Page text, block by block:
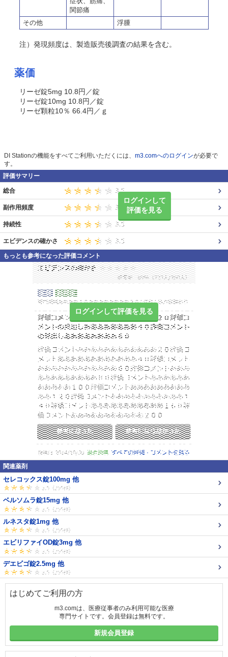
関節痛
その他
浮腫
注）発現頻度は、製造販売後調査の結果を含む。
薬価
リーゼ錠5mg 10.8円／錠
リーゼ錠10mg 10.8円／錠
リーゼ顆粒10％ 66.4円／ｇ
DI Stationの機能をすべてご利用いただくには、 m3.comへのログインが必要で
す。
評価サマリー
ログインして
評価を見る
総合
副作用頻度
持続性
エビデンスの確かさ
もっとも参考になった評価コメント
ログインして評価を見る
関連薬剤
セレコックス錠100mg 他
ベルソムラ錠15mg 他
ルネスタ錠1mg 他
エビリファイOD錠3mg 他
デエビゴ錠2.5mg 他
はじめてご利用の方
m3.comは、医療従事者のみ利用可能な医療
専門サイトです。会員登録は無料です。
新規会員登録